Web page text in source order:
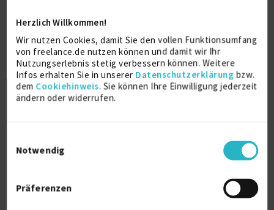
Herzlich Willkommen!
Wir nutzen Cookies, damit Sie den vollen Funktionsumfang
von freelance.de nutzen können und damit wir Ihr
Nutzungserlebnis stetig verbessern können. Weitere
Infos erhalten Sie in unserer Datenschutzerklärung bzw.
dem Cookiehinweis. Sie können Ihre Einwilligung jederzeit
ändern oder widerrufen.
Notwendig
Präferenzen
Fitness Training 4 J. Kundendienst
4 J.
Marketing
4 J. Erziehung (allg.) 3 J.
Verfügbarkeit einsehen
0
Referenzen